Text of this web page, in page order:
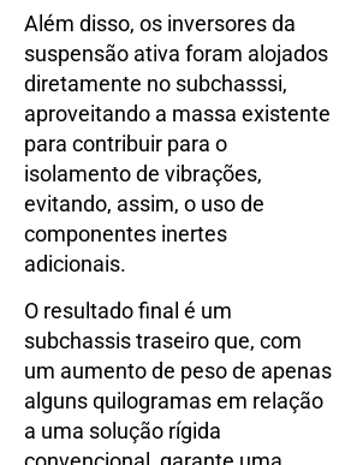
Além disso, os inversores da
suspensão ativa foram alojados
diretamente no subchasssi,
aproveitando a massa existente
para contribuir para o
isolamento de vibrações,
evitando, assim, o uso de
componentes inertes
adicionais.
O resultado final é um
subchassis traseiro que, com
um aumento de peso de apenas
alguns quilogramas em relação
a uma solução rígida